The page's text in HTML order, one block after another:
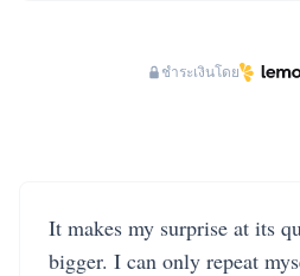
ชำระเงินโดย
It makes my surprise at its
bigger. I can only repeat